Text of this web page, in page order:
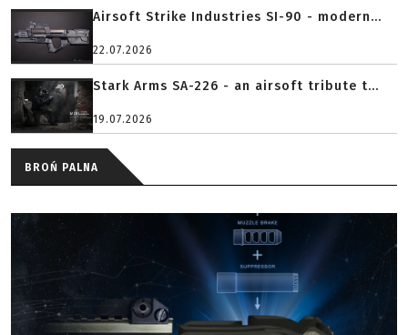
Airsoft Strike Industries SI-90 - modern...
22.07.2026
Stark Arms SA-226 - an airsoft tribute t...
19.07.2026
BROŃ PALNA